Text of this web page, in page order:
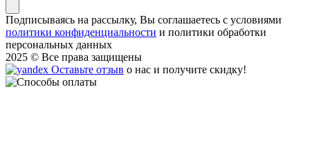
Подписываясь на рассылку, Вы соглашаетесь c условиями
политики конфиденциальности и политики обработки
персональных данных
2025 © Все права защищены
Оставьте отзыв о нас и получите скидку!